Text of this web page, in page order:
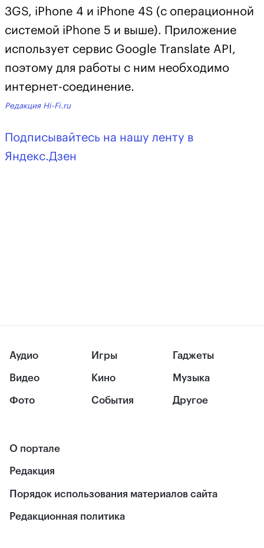
3GS, iPhone 4 и iPhone 4S (с операционной
системой iPhone 5 и выше). Приложение
использует сервис Google Translate API,
поэтому для работы с ним необходимо
интернет-соединение.
Редакция Hi-Fi.ru
Подписывайтесь на нашу ленту в
Яндекс.Дзен
Аудио
Видео
Фото
Игры
Кино
События
Гаджеты
Музыка
Другое
О портале
Редакция
Порядок использования материалов сайта
Редакционная политика